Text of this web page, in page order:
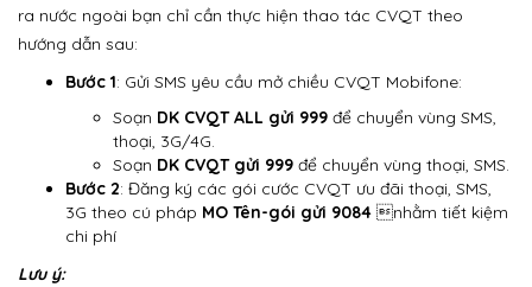
ra nước ngoài bạn chỉ cần thực hiện thao tác CVQT theo
hướng dẫn sau:
Bước 1: Gửi SMS yêu cầu mở chiều CVQT Mobifone:
Soạn DK CVQT ALL gửi 999 để chuyển vùng SMS,
thoại, 3G/4G.
Soạn DK CVQT gửi 999 để chuyển vùng thoại, SMS.
Bước 2: Đăng ký các gói cước CVQT ưu đãi thoại, SMS,
3G theo cú pháp MO Tên-gói gửi 9084 nhằm tiết kiệm
chi phí
Lưu ý: